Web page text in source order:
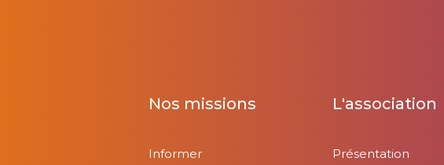
Nos missions
Informer
L'association
Présentation